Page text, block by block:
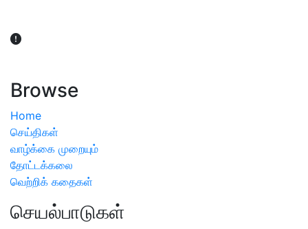
Browse
Home
செய்திகள்
வாழ்க்கை முறையும்
தோட்டக்கலை
வெற்றிக் கதைகள்
செயல்பாடுகள்